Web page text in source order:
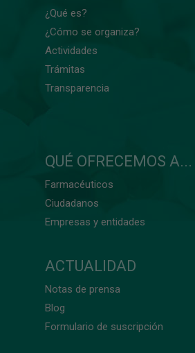
¿Qué es?
¿Cómo se organiza?
Actividades
Trámitas
Transparencia
QUÉ OFRECEMOS A...
Farmacéuticos
Ciudadanos
Empresas y entidades
ACTUALIDAD
Notas de prensa
Blog
Formulario de suscripción